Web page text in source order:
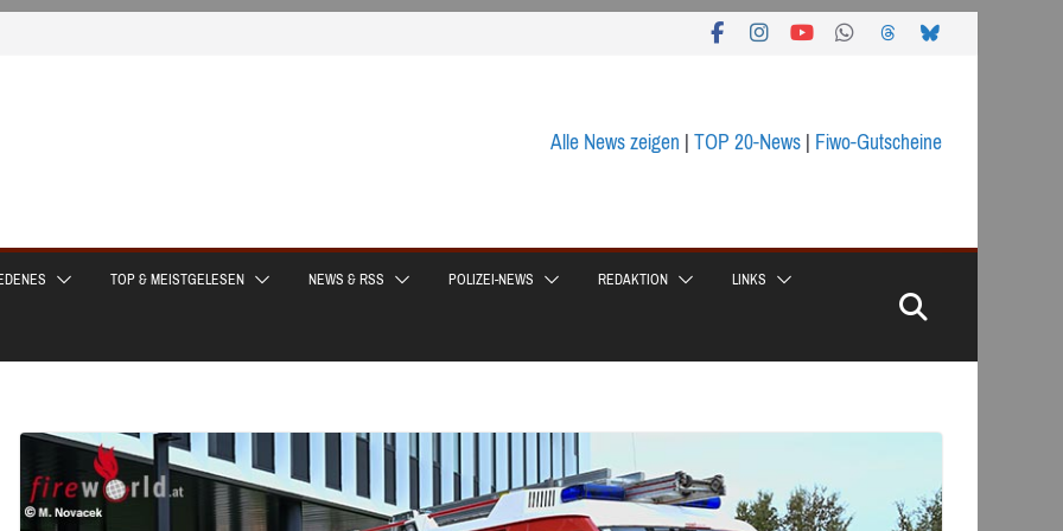
Alle News zeigen|TOP 20-News|Fiwo-Gutscheine
TOP & MEISTGELESEN NEWS & RSS POLIZEI-NEWS REDAKTION LINKS